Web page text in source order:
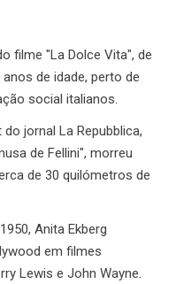
filme "La Dolce Vita", de
de idade, perto de
social italianos.
jornal La Repubblica,
de Fellini", morreu
de 30 quilómetros de
Anita Ekberg
em filmes
Lewis e John Wayne.